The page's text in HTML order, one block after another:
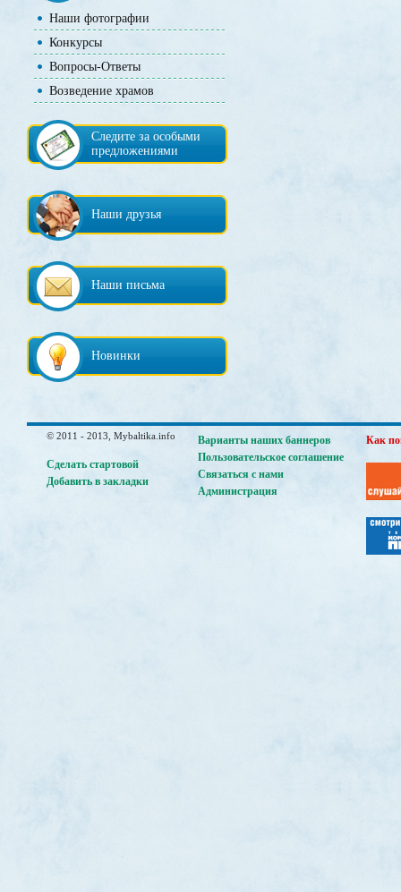
Наши фотографии
Конкурсы
Вопросы-Ответы
Возведение храмов
Следите за особыми
предложениями
Наши друзья
Наши письма
Новинки
© 2011 - 2013, Mybaltika.info
Сделать стартовой
Добавить в закладки
Варианты наших баннеров
Пользовательское соглашение
Связаться с нами
Администрация
Как